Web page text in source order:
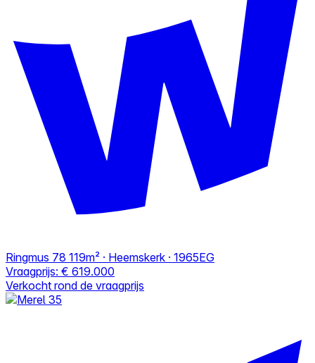
Ringmus 78 119m² · Heemskerk · 1965EG
Vraagprijs: € 619.000
Verkocht rond de vraagprijs